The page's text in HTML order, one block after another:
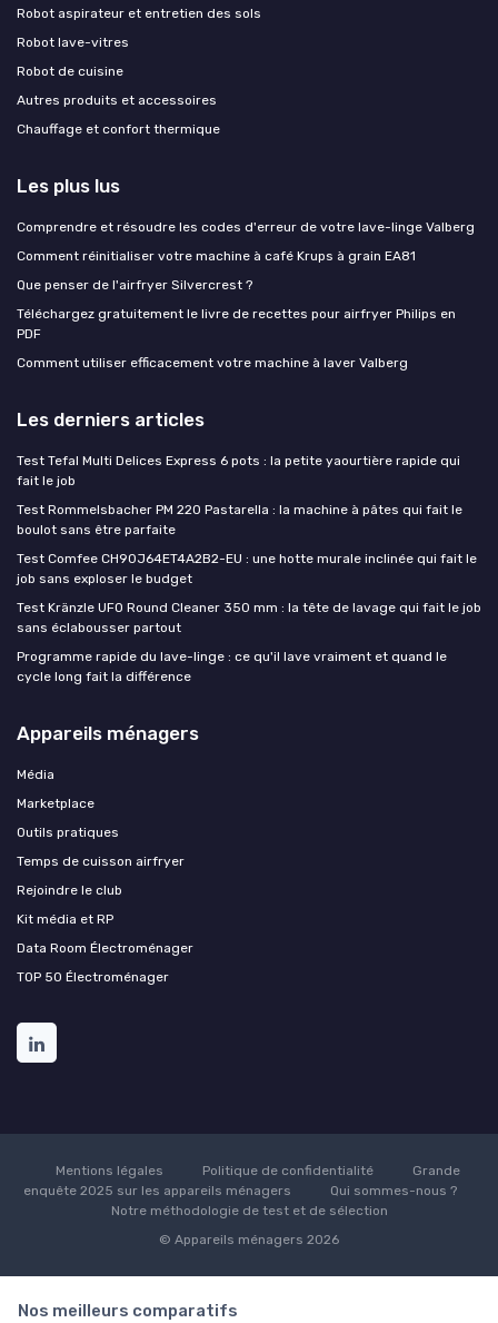
Robot aspirateur et entretien des sols
Robot lave-vitres
Robot de cuisine
Autres produits et accessoires
Chauffage et confort thermique
Les plus lus
Comprendre et résoudre les codes d'erreur de votre lave-linge Valberg
Comment réinitialiser votre machine à café Krups à grain EA81
Que penser de l'airfryer Silvercrest ?
Téléchargez gratuitement le livre de recettes pour airfryer Philips en
PDF
Comment utiliser efficacement votre machine à laver Valberg
Les derniers articles
Test Tefal Multi Delices Express 6 pots : la petite yaourtière rapide qui
fait le job
Test Rommelsbacher PM 220 Pastarella : la machine à pâtes qui fait le
boulot sans être parfaite
Test Comfee CH90J64ET4A2B2-EU : une hotte murale inclinée qui fait le
job sans exploser le budget
Test Kränzle UFO Round Cleaner 350 mm : la tête de lavage qui fait le job
sans éclabousser partout
Programme rapide du lave-linge : ce qu'il lave vraiment et quand le
cycle long fait la différence
Appareils ménagers
Média
Marketplace
Outils pratiques
Temps de cuisson airfryer
Rejoindre le club
Kit média et RP
Data Room Électroménager
TOP 50 Électroménager
Mentions légales Politique de confidentialité
Grande
enquête 2025 sur les appareils ménagers
Qui sommes-nous ?
Notre méthodologie de test et de sélection
© Appareils ménagers 2026
Nos meilleurs comparatifs